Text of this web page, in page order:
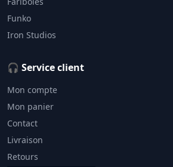
Funko
Iron Studios
🎧 Service client
Mon compte
Mon panier
Contact
Livraison
Retours